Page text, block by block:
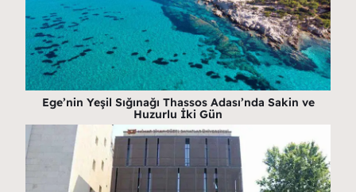
Ege’nin Yeşil Sığınağı Thassos Adası’nda Sakin ve
Huzurlu İki Gün